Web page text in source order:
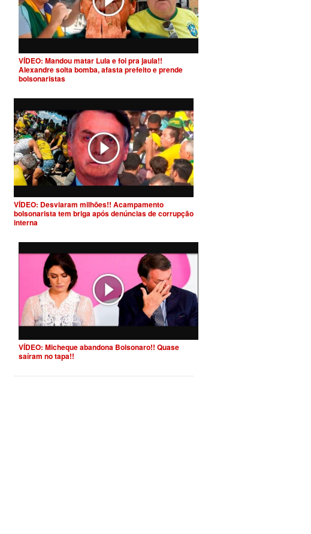
VÍDEO: Mandou matar Lula e foi pra jaula!!
Alexandre solta bomba, afasta prefeito e prende
bolsonaristas
VÍDEO: Desviaram milhões!! Acampamento
bolsonarista tem briga após denúncias de corrupção
interna
VÍDEO: Micheque abandona Bolsonaro!! Quase
saíram no tapa!!